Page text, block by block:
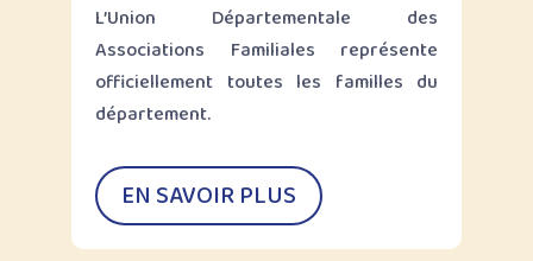
L’Union Départementale des
Associations Familiales représente
officiellement toutes les familles du
département.
EN SAVOIR PLUS